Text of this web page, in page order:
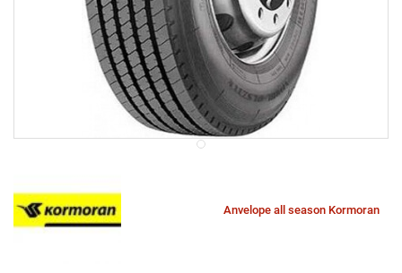
Anvelope all season Kormoran